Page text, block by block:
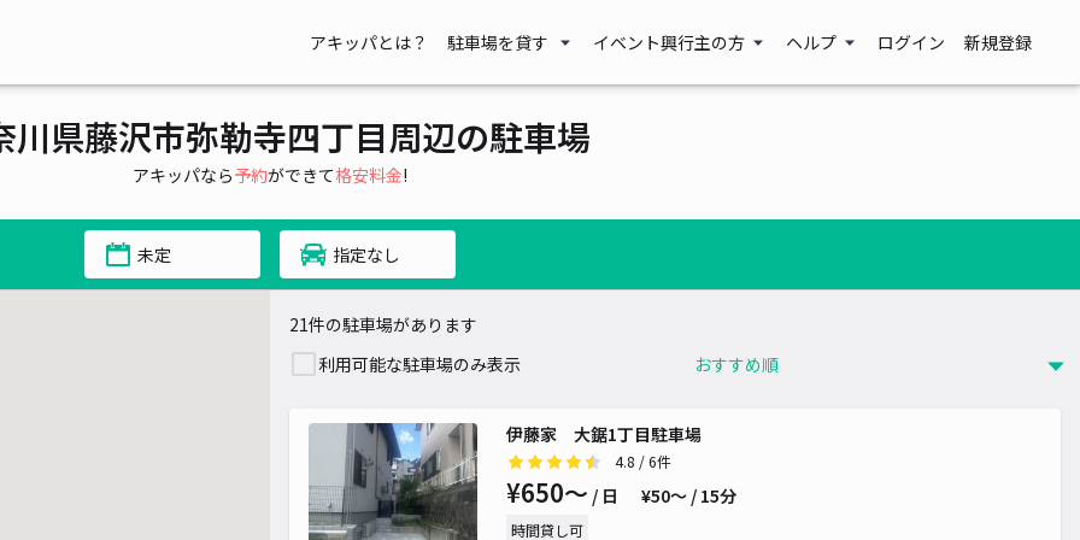
アキッパとは？ 駐車場を貸す イベント興行主の方 ヘルプ ログイン 新規登録
川県藤沢市弥勒寺四丁目周辺の駐車場
アキッパなら予約ができて格安料金!
未定 指定なし
¥ 1,100~
¥ 500~
21件の駐車場があります
利用可能な駐車場のみ表示
伊藤家 大鋸1丁目駐車場
4.8 / 6件
¥650〜 / 日 ¥50〜 / 15分
時間貸し可